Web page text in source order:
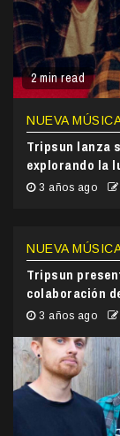
2 min read
NUEVA
Tripsun lanza
explorando la
3 años ago
NUEVA
Tripsun
colaboración
3 años ago